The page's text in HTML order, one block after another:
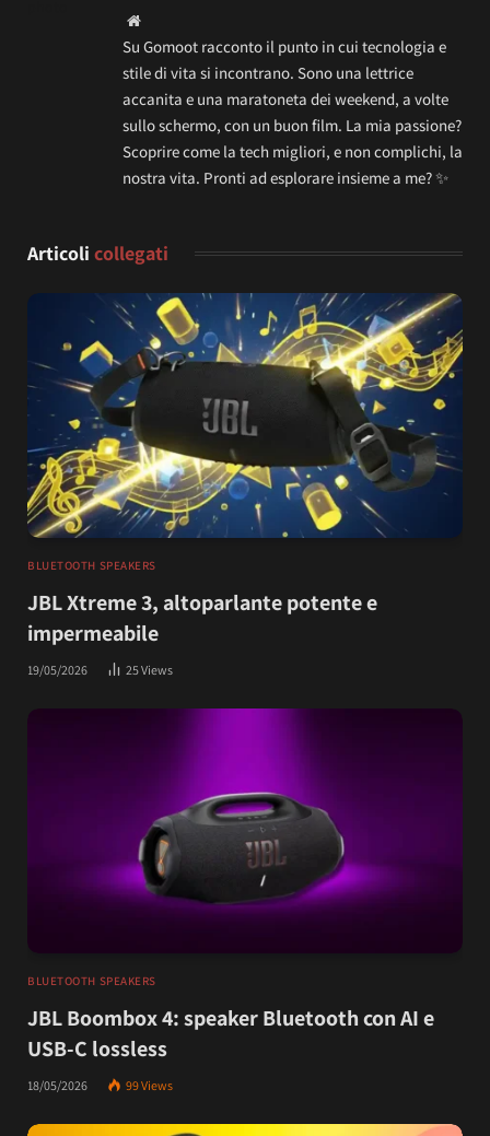
Website
Su Gomoot racconto il punto in cui tecnologia e
stile di vita si incontrano. Sono una lettrice
accanita e una maratoneta dei weekend, a volte
sullo schermo, con un buon film. La mia passione?
Scoprire come la tech migliori, e non complichi, la
nostra vita. Pronti ad esplorare insieme a me? ✨
Articoli collegati
BLUETOOTH SPEAKERS
JBL Xtreme 3, altoparlante potente e
impermeabile
19/05/2026 25Views
BLUETOOTH SPEAKERS
JBL Boombox 4: speaker Bluetooth con AI e
USB-C lossless
18/05/2026 99Views